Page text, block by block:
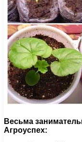
Весьма
Агроуспех: